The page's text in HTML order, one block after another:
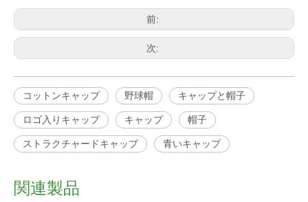
前:
次:
コットンキャップ 野球帽 キャップと帽子
ロゴ入りキャップ キャップ 帽子
ストラクチャードキャップ 青いキャップ
関連製品